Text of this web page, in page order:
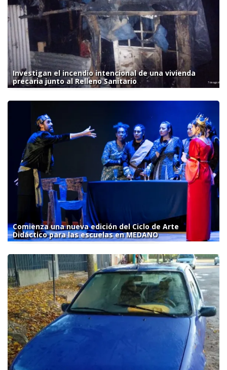
Investigan el incendio intencional de una vivienda
precaria junto al Relleno Sanitario
Comienza una nueva edición del Ciclo de Arte
Didáctico para las escuelas en MEDANO